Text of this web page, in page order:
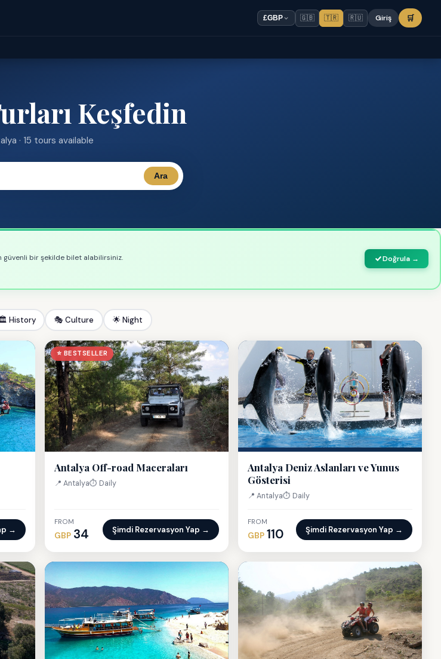
£GBP 🇬🇧 🇹🇷 🇷🇺 Giriş 🛒
Keşfedin
· 15 tours available
Ara
güvenli bir şekilde bilet alabilirsiniz. Doğrula →
History 🎭 Culture 🌟 Night
→
⭐ BESTSELLER
Antalya Off-road Maceraları
📍 Antalya⏱ Daily
FROM
GBP 34 Şimdi Rezervasyon Yap →
Antalya Deniz Aslanları ve Yunus
Gösterisi
📍 Antalya⏱ Daily
FROM
GBP 110 Şimdi Rezervasyon Yap →